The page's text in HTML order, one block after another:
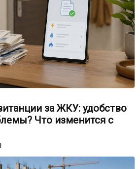
за ЖКУ: удобство
Что изменится с